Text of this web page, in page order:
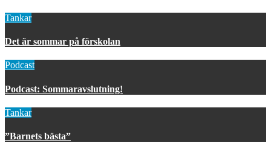
Tankar
Det är sommar på förskolan
Podcast
Podcast: Sommaravslutning!
Tankar
”Barnets bästa”